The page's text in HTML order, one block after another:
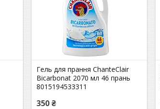
Гель для прання ChanteClair
Bicarbonat 2070 мл 46 прань
8015194533311
350 ₴